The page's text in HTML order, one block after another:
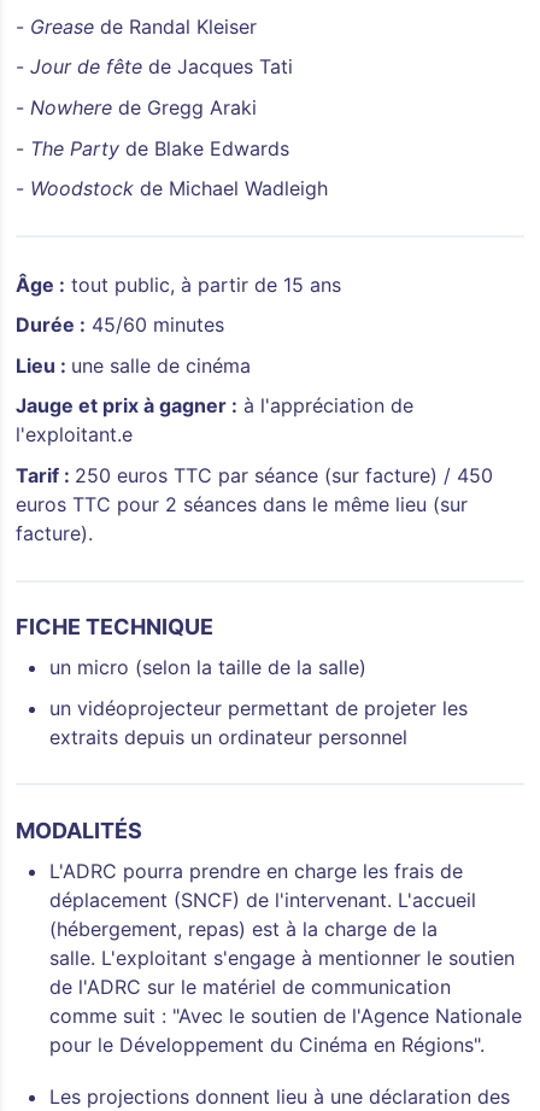
- Grease de Randal Kleiser
-Jour de fête de Jacques Tati
-Nowhere de Gregg Araki
- The Party de Blake Edwards
- Woodstock de Michael Wadleigh
Âge : tout public, à partir de 15 ans
Durée : 45/60 minutes
Lieu : une salle de cinéma
Jauge et prix à gagner : à l'appréciation de
l'exploitant.e
Tarif : 250 euros TTC par séance (sur facture) / 450
euros TTC pour 2 séances dans le même lieu (sur
facture).
FICHE TECHNIQUE
un micro (selon la taille de la salle)
un vidéoprojecteur permettant de projeter les
extraits depuis un ordinateur personnel
MODALITÉS
L'ADRC pourra prendre en charge les frais de
déplacement (SNCF) de l'intervenant. L'accueil
(hébergement, repas) est à la charge de la
salle. L'exploitant s'engage à mentionner le soutien
de l'ADRC sur le matériel de communication
comme suit : "Avec le soutien de l'Agence Nationale
pour le Développement du Cinéma en Régions".
Les projections donnent lieu à une déclaration des